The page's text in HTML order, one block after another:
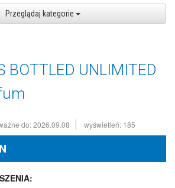
Przeglądaj kategorie
BOTTLED UNLIMITED
do: 2026.09.08 wyświetleń: 185